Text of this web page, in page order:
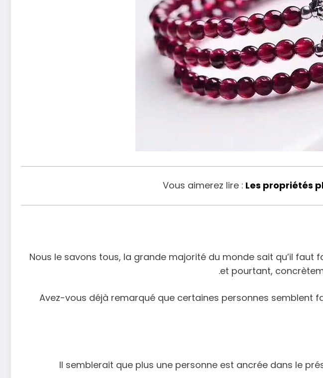
Vous aimerez lire : Les propriétés
Nous le savons tous, la grande majorité du monde sait qu’il
et pourtant,
Avez-vous déjà remarqué que certaines personnes semblent
Il semblerait que plus une personne est ancrée dans le